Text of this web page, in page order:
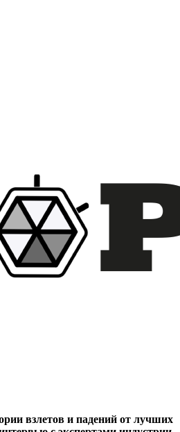
взлетов и падений от лучших